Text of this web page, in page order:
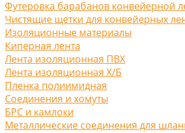
Футеровка барабанов конвейерной
Чистящие щетки для конвейерных
Изоляционные материалы
Киперная лента
Лента изоляционная ПВХ
Лента изоляционная Х/Б
Пленка полиимидная
Соединения и хомуты
БРС и камлоки
Металлические соединения для